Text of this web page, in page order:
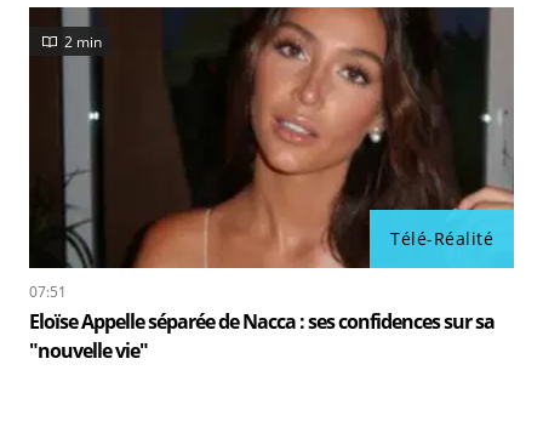
Télé-Réalité
2 min
07:51
Eloïse Appelle séparée de Nacca : ses confidences sur sa
"nouvelle vie"